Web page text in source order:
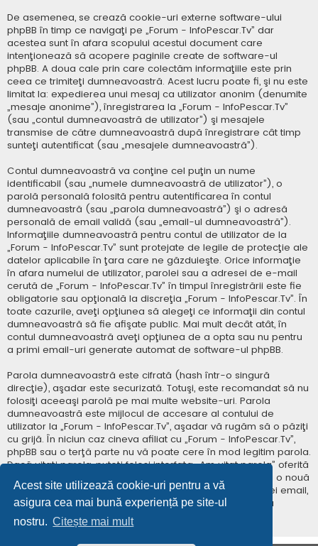
Acest site utilizează cookie-uri pentru a vă
asigura cea mai bună experiență pe site-ul
nostru. Citește mai mult
De asemenea, se crează cookie-uri externe software-ului
phpBB în timp ce navigaţi pe „Forum - InfoPescar.Tv” dar
acestea sunt în afara scopului acestui document care
intenţionează să acopere paginile create de software-ul
phpBB. A doua cale prin care colectăm informaţiile este prin
ceea ce trimiteţi dumneavoastră. Acest lucru poate fi, şi nu este
limitat la: expedierea unui mesaj ca utilizator anonim (denumite
„mesaje anonime”), înregistrarea la „Forum - InfoPescar.Tv”
(sau „contul dumneavoastră de utilizator”) şi mesajele
transmise de către dumneavoastră după înregistrare cât timp
sunteţi autentificat (sau „mesajele dumneavoastră”).
Contul dumneavoastră va conţine cel puţin un nume
identificabil (sau „numele dumneavoastră de utilizator”), o
parolă personală folosită pentru autentificarea în contul
dumneavoastră (sau „parola dumneavoastră”) şi o adresă
personală de email validă (sau „email-ul dumneavoastră”).
Informaţiile dumneavoastră pentru contul de utilizator de la
„Forum - InfoPescar.Tv” sunt protejate de legile de protecţie ale
datelor aplicabile în ţara care ne găzduieşte. Orice informaţie
în afara numelui de utilizator, parolei sau a adresei de e-mail
cerută de „Forum - InfoPescar.Tv” în timpul înregistrării este fie
obligatorie sau opţională la discreţia „Forum - InfoPescar.Tv”. În
toate cazurile, aveţi opţiunea să alegeţi ce informaţii din contul
dumneavoastră să fie afişate public. Mai mult decât atât, în
contul dumneavoastră aveţi opţiunea de a opta sau nu pentru
a primi email-uri generate automat de software-ul phpBB.
Parola dumneavoastră este cifrată (hash într-o singură
direcţie), aşadar este securizată. Totuşi, este recomandat să nu
folosiţi aceeaşi parolă pe mai multe website-uri. Parola
dumneavoastră este mijlocul de accesare al contului de
utilizator la „Forum - InfoPescar.Tv”, aşadar vă rugăm să o păziţi
cu grijă. În niciun caz cineva afiliat cu „Forum - InfoPescar.Tv”,
phpBB sau o terţă parte nu vă poate cere în mod legitim parola.
Dacă uitaţi parola, puteţi folosi interfaţa „Am uitat parola” oferită
de software-ul phpBB. Această procedură vă va genera o nouă
parolă prin transmiterea numelui de utilizator şi a adresei email,
apoi software-ul phpBB va genera o nouă parolă pentru
accesarea contului dumneavoastră.